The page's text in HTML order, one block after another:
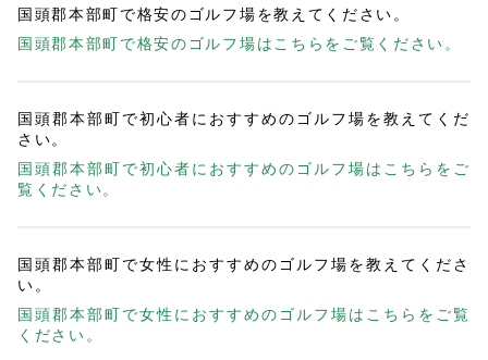
国頭郡本部町で格安のゴルフ場を教えてください。
国頭郡本部町で格安のゴルフ場はこちらをご覧ください。
国頭郡本部町で初心者におすすめのゴルフ場を教えてくだ
さい。
国頭郡本部町で初心者におすすめのゴルフ場はこちらをご
覧ください。
国頭郡本部町で女性におすすめのゴルフ場を教えてくださ
い。
国頭郡本部町で女性におすすめのゴルフ場はこちらをご覧
ください。